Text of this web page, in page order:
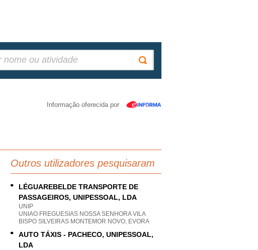
Informação oferecida por
Outros utilizadores pesquisaram
LÉGUAREBELDE TRANSPORTE DE
PASSAGEIROS, UNIPESSOAL, LDA
UNIP
UNIAO FREGUESIAS NOSSA SENHORA VILA
BISPO SILVEIRAS MONTEMOR NOVO, EVORA
AUTO TÁXIS - PACHECO, UNIPESSOAL,
LDA